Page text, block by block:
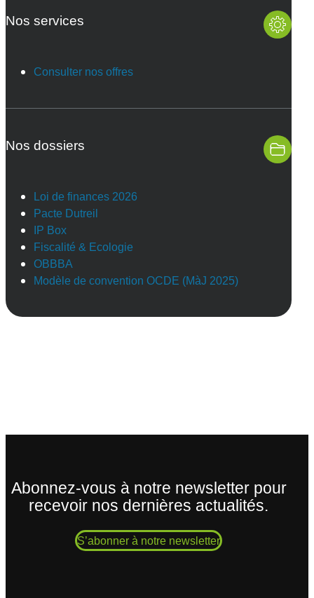
Nos services
Consulter nos offres
Nos dossiers
Loi de finances 2026
Pacte Dutreil
IP Box
Fiscalité & Ecologie
OBBBA
Modèle de convention OCDE (MàJ 2025)
Abonnez-vous à notre newsletter pour
recevoir nos dernières actualités.
S’abonner à notre newsletter